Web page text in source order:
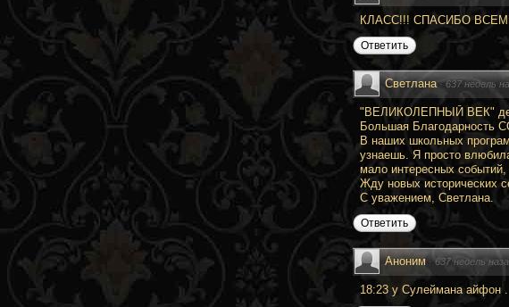
КЛАСС!!! СПАСИБО
Ответить
Светлана ·637 недель
"ВЕЛИКОЛЕПНЫЙ ВЕК"
Большая
В наших школьных
узнаешь. Я просто
мало интересных
Жду новых исторических
С уважением, Светлана.
Ответить
Аноним ·637 недель
18:23 у Сулеймана айфон .